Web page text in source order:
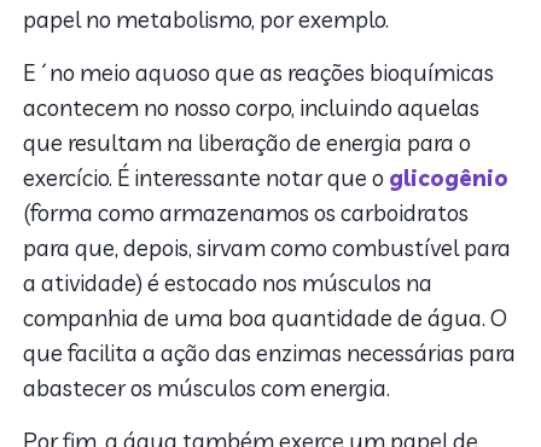
papel no metabolismo, por exemplo.
E´no meio aquoso que as reações bioquímicas
acontecem no nosso corpo, incluindo aquelas
que resultam na liberação de energia para o
exercício. É interessante notar que o glicogênio
(forma como armazenamos os carboidratos
para que, depois, sirvam como combustível para
a atividade) é estocado nos músculos na
companhia de uma boa quantidade de água. O
que facilita a ação das enzimas necessárias para
abastecer os músculos com energia.
Por fim, a água também exerce um papel de